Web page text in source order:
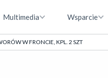
Multimedia Wsparcie
W FRONCIE, KPL. 2 SZT